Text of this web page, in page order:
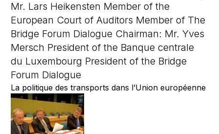
Mr. Lars Heikensten Member of the
European Court of Auditors Member of The
Bridge Forum Dialogue Chairman: Mr. Yves
Mersch President of the Banque centrale
du Luxembourg President of the Bridge
Forum Dialogue
La politique des transports dans l’Union européenne